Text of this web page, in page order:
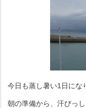
今日も蒸し暑い1日にな
朝の準備から、汗びっし